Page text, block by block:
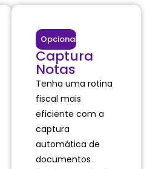
Opcional
Captura
Notas
Tenha uma rotina
fiscal mais
eficiente com a
captura
automática de
documentos